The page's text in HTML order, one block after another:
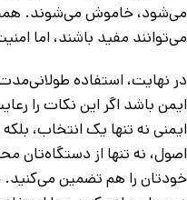
می‌شود، خاموش می‌شوند.
می‌توانند مفید باشند، اما
در نهایت، استفاده
ایمن باشد اگر این نکات را
ایمنی نه تنها یک انتخاب،
اصول، نه تنها از دستگاه‌تان
خودتان را هم تضمین می‌کنید.